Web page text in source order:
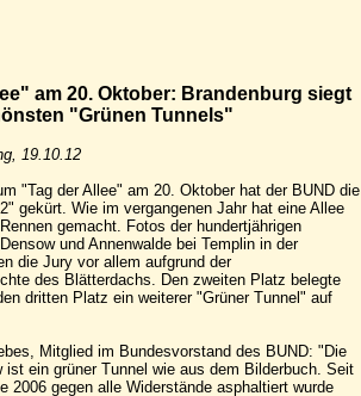
am 20. Oktober: Brandenburg siegt
"Grünen Tunnels"
19.10.12
"Tag der Allee" am 20. Oktober hat der BUND die
gekürt. Wie im vergangenen Jahr hat eine Allee
gemacht. Fotos der hundertjährigen
und Annenwalde bei Templin in der
die Jury vor allem aufgrund der
des Blätterdachs. Den zweiten Platz belegte
dritten Platz ein weiterer "Grüner Tunnel" auf
Mitglied im Bundesvorstand des BUND: "Die
ist ein grüner Tunnel wie aus dem Bilderbuch. Seit
2006 gegen alle Widerstände asphaltiert wurde